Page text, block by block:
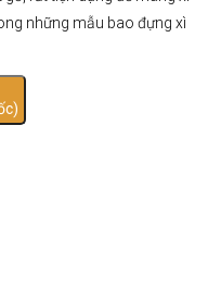
những mẫu bao đựng xì